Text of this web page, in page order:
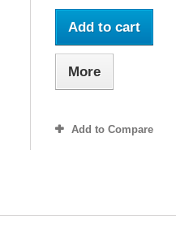
Add to cart
More
Add to Compare